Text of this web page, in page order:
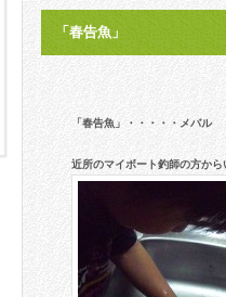
「春告魚」
「春告魚」・・・・・メバル
近所のマイボート釣師の方から